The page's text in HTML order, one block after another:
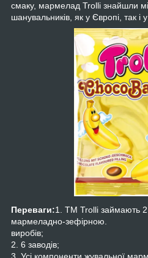
смаку, мармелад Trolli знайшли
шанувальників, як у Європі, так і у
Переваги:1. ТМ Trolli займають 2
мармеладно-зефірною.
виробів;
2. 6 заводів;